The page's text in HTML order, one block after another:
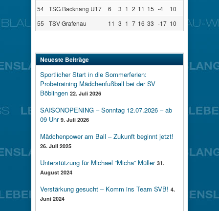
54 TSG Backnang U17 6 3 1 2 11 15 -4
10
55
TSV Grafenau 11 3 1 7 16 33 -17 10
Neueste Beiträge
Sportlicher Start in die Sommerferien:
Probetraining Mädchenfußball bei der SV
Böblingen 22. Juli 2026
SAISONOPENING – Sonntag 12.07.2026 – ab
09 Uhr 9. Juli 2026
Mädchenpower am Ball – Zukunft beginnt jetzt!
26. Juli 2025
Unterstützung für Michael “Micha” Müller 31.
August 2024
Verstärkung gesucht – Komm ins Team SVB! 4.
Juni 2024